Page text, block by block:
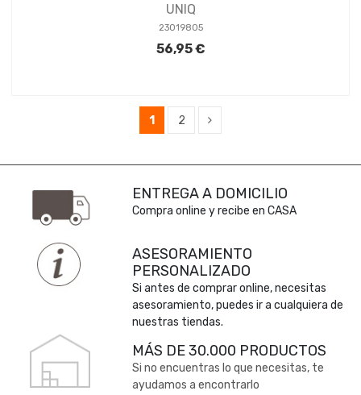
UNIQ
23019805
56,95 €
1 2
ENTREGA A DOMICILIO
Compra online y recibe en CASA
ASESORAMIENTO
PERSONALIZADO
Si antes de comprar online, necesitas
asesoramiento, puedes ir a cualquiera de
nuestras tiendas.
MÁS DE 30.000 PRODUCTOS
Si no encuentras lo que necesitas, te
ayudamos a encontrarlo